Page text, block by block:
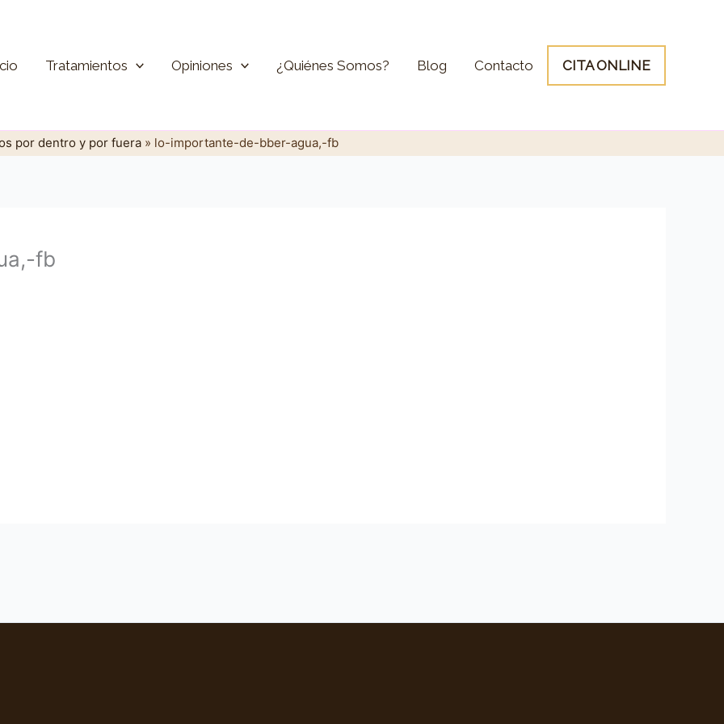
Tratamientos Opiniones ¿Quiénes Somos? Blog Contacto CITA ONLINE
por dentro y por fuera » lo-importante-de-bber-agua,-fb
fb